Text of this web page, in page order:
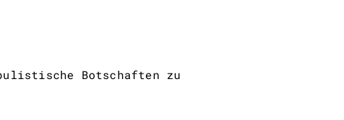
Botschaften zu